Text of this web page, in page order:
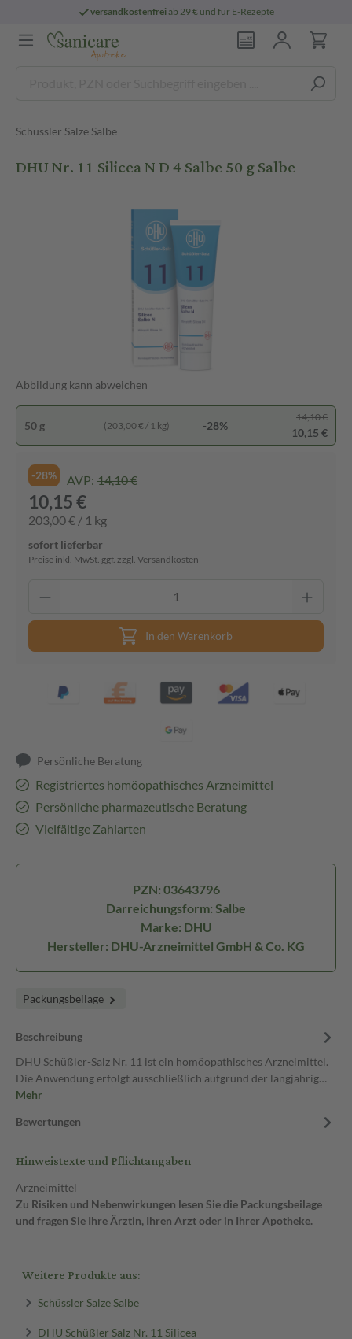
versandkostenfreiab 29 € und für E-Rezepte
Schüssler Salze Salbe
DHU Nr. 11 Silicea N D 4 Salbe 50 g Salbe
Abbildung kann abweichen
50 g (203,00 € / 1 kg) -28%
14,10 €
10,15 €
-28% AVP: 14,10 €
10,15 €
203,00 € / 1 kg
sofort lieferbar
Preise inkl. MwSt. ggf. zzgl. Versandkosten
In den Warenkorb
Persönliche Beratung
Registriertes homöopathisches Arzneimittel
Persönliche pharmazeutische Beratung
Vielfältige Zahlarten
PZN: 03643796
Darreichungsform: Salbe
Marke: DHU
Hersteller: DHU-Arzneimittel GmbH & Co. KG
Packungsbeilage
Beschreibung
DHU Schüßler-Salz Nr. 11 ist ein homöopathisches Arzneimittel.
Die Anwendung erfolgt ausschließlich aufgrund der langjährig…
Mehr
Bewertungen
Hinweistexte und Pflichtangaben
Arzneimittel
Zu Risiken und Nebenwirkungen lesen Sie die Packungsbeilage
und fragen Sie Ihre Ärztin, Ihren Arzt oder in Ihrer Apotheke.
Weitere Produkte aus:
Schüssler Salze Salbe
DHU Schüßler Salz Nr. 11 Silicea